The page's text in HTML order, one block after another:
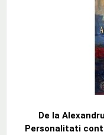
De la
Personalitati